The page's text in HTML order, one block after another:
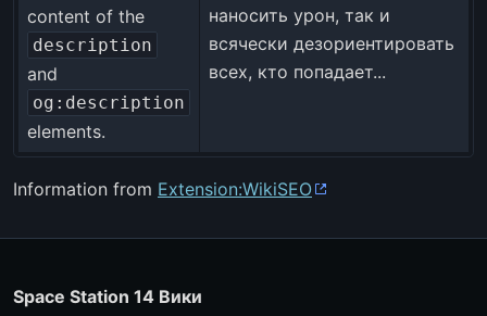
content of the
description
and
og:description
elements.
наносить урон, так и
всячески дезориентировать
всех, кто попадает...
Information from Extension:WikiSEO
Space Station 14 Вики